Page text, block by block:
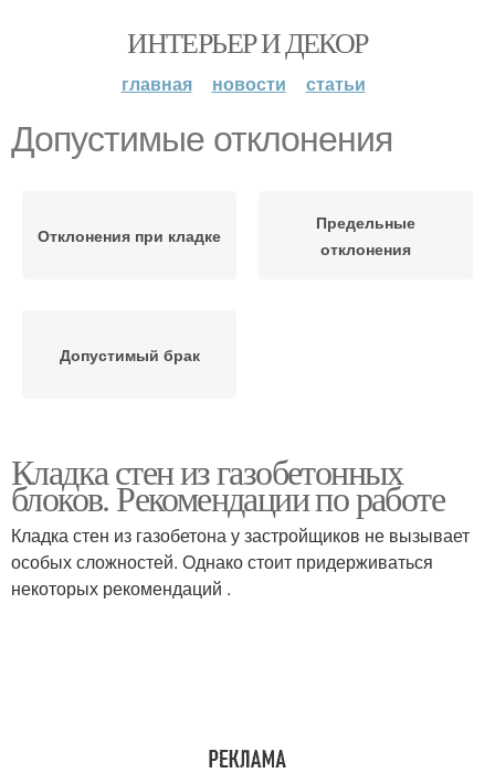
ИНТЕРЬЕР И ДЕКОР
главная новости статьи
Допустимые отклонения
Отклонения при кладке
Предельные
отклонения
Допустимый брак
Кладка стен из газобетонных
блоков. Рекомендации по работе
Кладка стен из газобетона у застройщиков не вызывает
особых сложностей. Однако стоит придерживаться
некоторых рекомендаций .